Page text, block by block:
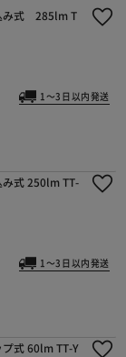
み式 285lm T
1～3日以内発送
式 250lm TT-
1～3日以内発送
式 60lm TT-Y